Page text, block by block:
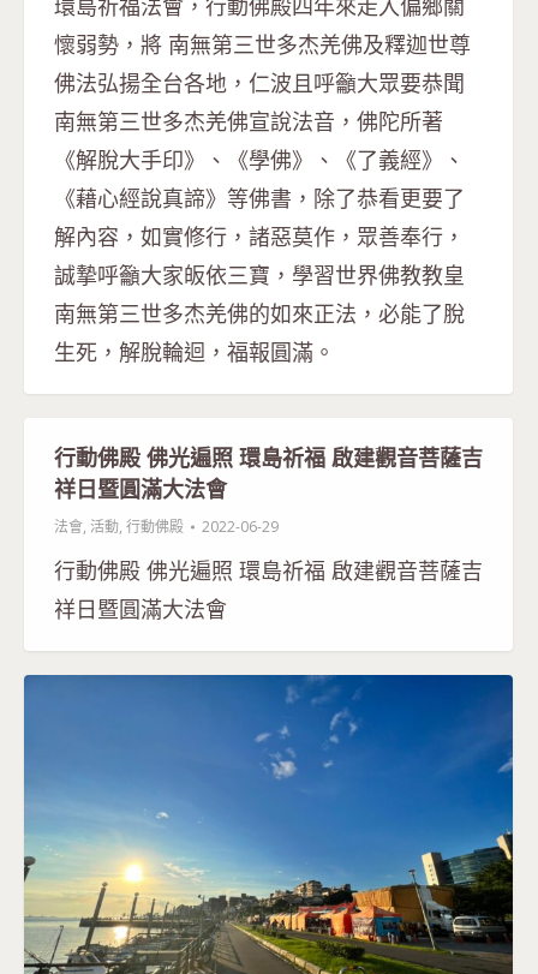
懷弱勢，將 南無第三世多杰羌佛及釋迦世尊
佛法弘揚全台各地，仁波且呼籲大眾要恭聞
南無第三世多杰羌佛宣說法音，佛陀所著
《解脫大手印》、《學佛》、《了義經》、
《藉心經說真諦》等佛書，除了恭看更要了
解內容，如實修行，諸惡莫作，眾善奉行，
誠摯呼籲大家皈依三寶，學習世界佛教教皇
南無第三世多杰羌佛的如來正法，必能了脫
生死，解脫輪迴，福報圓滿。
行動佛殿 佛光遍照 環島祈福 啟建觀音菩薩吉
祥日暨圓滿大法會
法會, 活動, 行動佛殿 2022-06-29
行動佛殿 佛光遍照 環島祈福 啟建觀音菩薩吉
祥日暨圓滿大法會